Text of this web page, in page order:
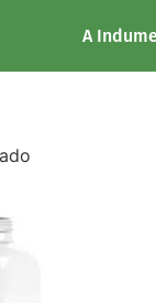
A
do produto